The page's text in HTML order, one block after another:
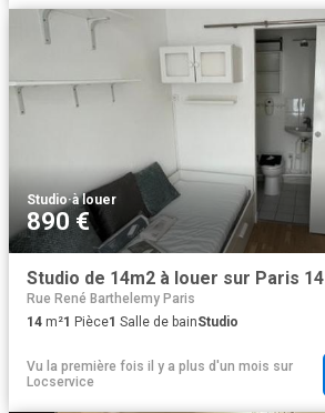
Studio·à louer
890 €
Studio de 14m2 à louer sur Paris 14
Rue René Barthelemy Paris
14 m²1 Pièce1 Salle de bainStudio
Vu la première fois il y a plus d'un mois sur
Locservice